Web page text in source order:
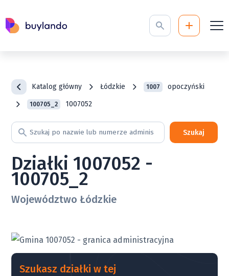
Katalog główny Łódzkie 1007 opoczyński
100705_2 1007052
Szukaj
Działki 1007052 -
100705_2
Województwo Łódzkie
Szukasz działki w tej